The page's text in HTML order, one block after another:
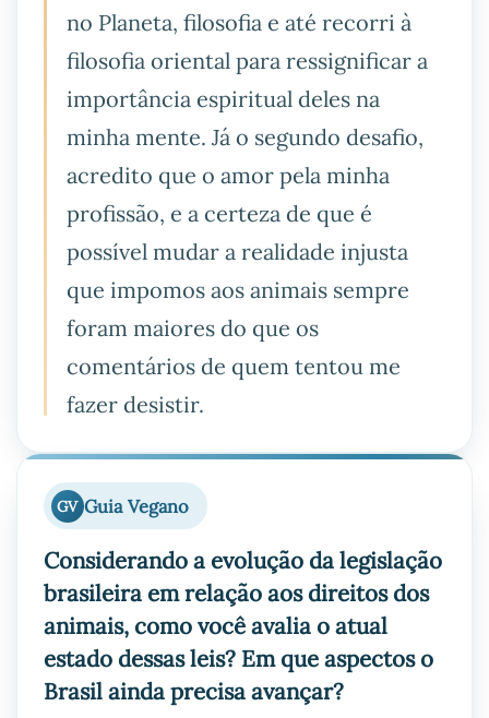
no Planeta, filosofia e até recorri à
filosofia oriental para ressignificar a
importância espiritual deles na
minha mente. Já o segundo desafio,
acredito que o amor pela minha
profissão, e a certeza de que é
possível mudar a realidade injusta
que impomos aos animais sempre
foram maiores do que os
comentários de quem tentou me
fazer desistir.
GV Guia Vegano
Considerando a evolução da legislação
brasileira em relação aos direitos dos
animais, como você avalia o atual
estado dessas leis? Em que aspectos o
Brasil ainda precisa avançar?